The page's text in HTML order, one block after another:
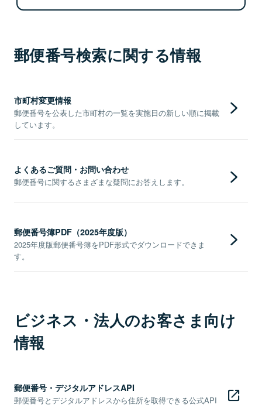
郵便番号検索に関する情報
市町村変更情報
郵便番号を公表した市町村の一覧を実施日の新しい順に掲載
しています。
よくあるご質問・お問い合わせ
郵便番号に関するさまざまな疑問にお答えします。
郵便番号簿PDF（2025年度版）
2025年度版郵便番号簿をPDF形式でダウンロードできま
す。
ビジネス・法人のお客さま向け
情報
郵便番号・デジタルアドレスAPI
郵便番号とデジタルアドレスから住所を取得できる公式API